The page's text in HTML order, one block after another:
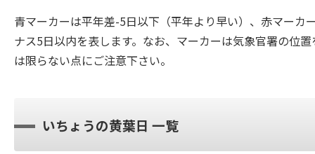
青マーカーは平年差-5日以下（平年より早い）、赤マー
ナス5日以内を表します。なお、マーカーは気象官署の位
は限らない点にご注意下さい。
いちょうの黄葉日 一覧